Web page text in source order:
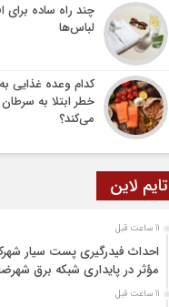
چند راه ساده برای
لباس‌ها
کدام وعده غذایی
خطر ابتلا به
می‌کند؟
تایم لاین
11 ساعت قبل
احداث فیدرگیری پست سیار
مؤثر در پایداری شبکه برق
11 ساعت قبل